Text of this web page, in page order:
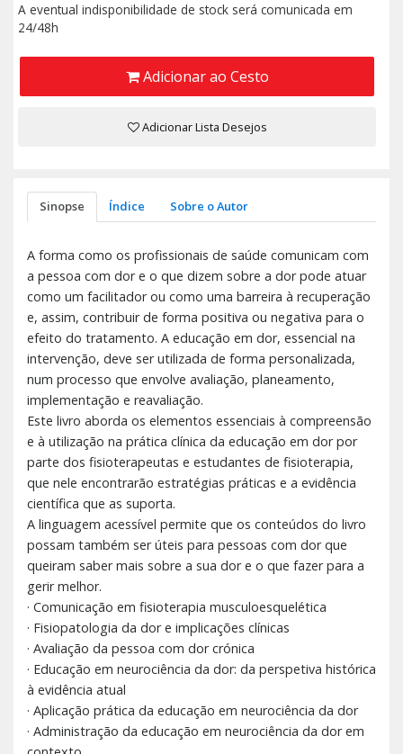
A eventual indisponibilidade de stock será comunicada em
24/48h
Adicionar ao Cesto
Adicionar Lista Desejos
Sinopse Índice Sobre o Autor
A forma como os profissionais de saúde comunicam com
a pessoa com dor e o que dizem sobre a dor pode atuar
como um facilitador ou como uma barreira à recuperação
e, assim, contribuir de forma positiva ou negativa para o
efeito do tratamento. A educação em dor, essencial na
intervenção, deve ser utilizada de forma personalizada,
num processo que envolve avaliação, planeamento,
implementação e reavaliação.
Este livro aborda os elementos essenciais à compreensão
e à utilização na prática clínica da educação em dor por
parte dos fisioterapeutas e estudantes de fisioterapia,
que nele encontrarão estratégias práticas e a evidência
científica que as suporta.
A linguagem acessível permite que os conteúdos do livro
possam também ser úteis para pessoas com dor que
queiram saber mais sobre a sua dor e o que fazer para a
gerir melhor.
· Comunicação em fisioterapia musculoesquelética
· Fisiopatologia da dor e implicações clínicas
· Avaliação da pessoa com dor crónica
· Educação em neurociência da dor: da perspetiva histórica
à evidência atual
· Aplicação prática da educação em neurociência da dor
· Administração da educação em neurociência da dor em